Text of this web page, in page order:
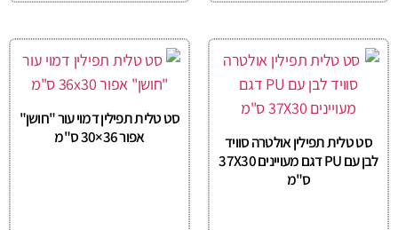
סט טלית תפילין אולטרה סוויד
לבן עם PU דגם מעויינים 37X30
ס"מ
סט טלית תפילין דמוי עור "חושן"
אפור 36×30 ס"מ